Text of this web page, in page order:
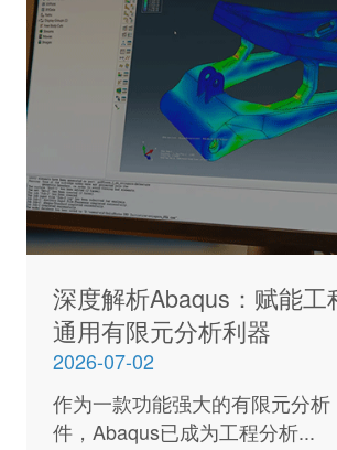
深度解析Abaqus：赋能工
通用有限元分析利器
2026-07-02
作为一款功能强大的有限元分析
件，Abaqus已成为工程分析...